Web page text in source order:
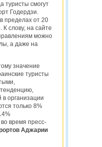
туристы смогут
Годердзи.
пределах от 20
К слову, на сайте
можно
а даже на
значение
туристы
организации
только 8%
время пресс-
Аджарии